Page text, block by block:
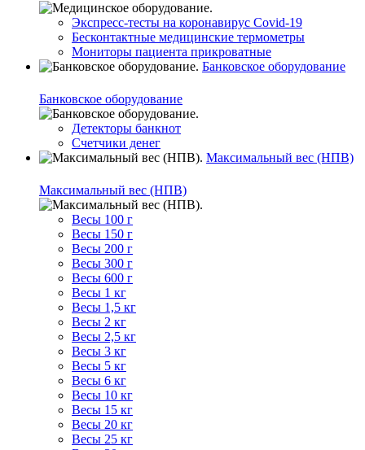
Экспресс-тесты на коронавирус Covid-19
Бесконтактные медицинские термометры
Мониторы пациента прикроватные
Банковское оборудование
Банковское оборудование
Детекторы банкнот
Счетчики денег
Максимальный вес (НПВ)
Максимальный вес (НПВ)
Весы 100 г
Весы 150 г
Весы 200 г
Весы 300 г
Весы 600 г
Весы 1 кг
Весы 1,5 кг
Весы 2 кг
Весы 2,5 кг
Весы 3 кг
Весы 5 кг
Весы 6 кг
Весы 10 кг
Весы 15 кг
Весы 20 кг
Весы 25 кг